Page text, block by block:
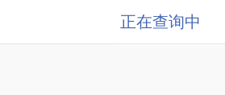
正在查询中